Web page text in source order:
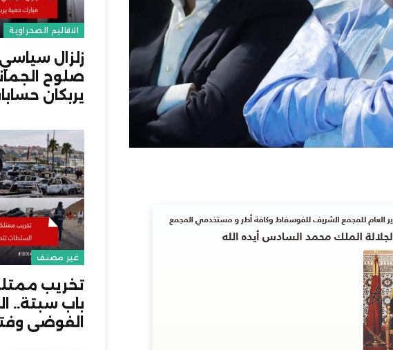
الاقاليم الصحراوية
زلزال
صلوح
يربكان حسابات
غير مصنف
تخريب
باب سبتة..
الفوضى